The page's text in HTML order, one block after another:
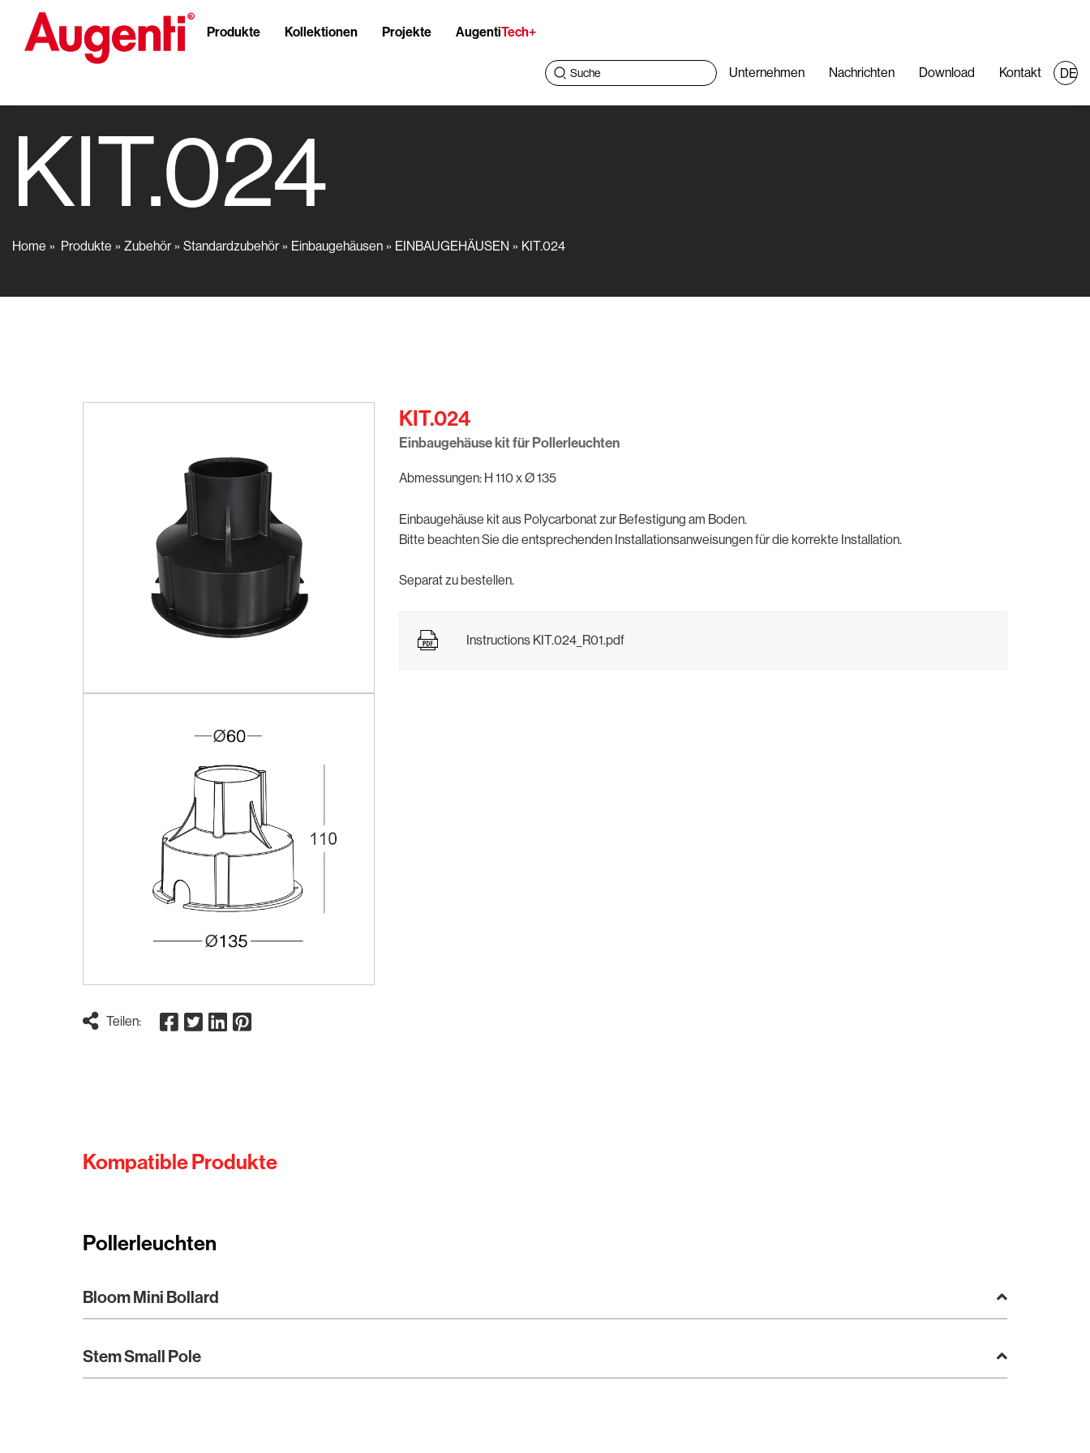
Produkte Kollektionen Projekte AugentiTech+
Unternehmen Nachrichten Download Kontakt DE
KIT.024
Home Produkte Zubehör Standardzubehör Einbaugehäusen EINBAUGEHÄUSEN KIT.024
Teilen:
KIT.024
Einbaugehäuse kit für Pollerleuchten
Abmessungen: H 110 x Ø 135
Einbaugehäuse kit aus Polycarbonat zur Befestigung am Boden.
Bitte beachten Sie die entsprechenden Installationsanweisungen für die korrekte Installation.
Separat zu bestellen.
Instructions KIT.024_R01.pdf
Kompatible Produkte
Pollerleuchten
Bloom Mini Bollard
Stem Small Pole